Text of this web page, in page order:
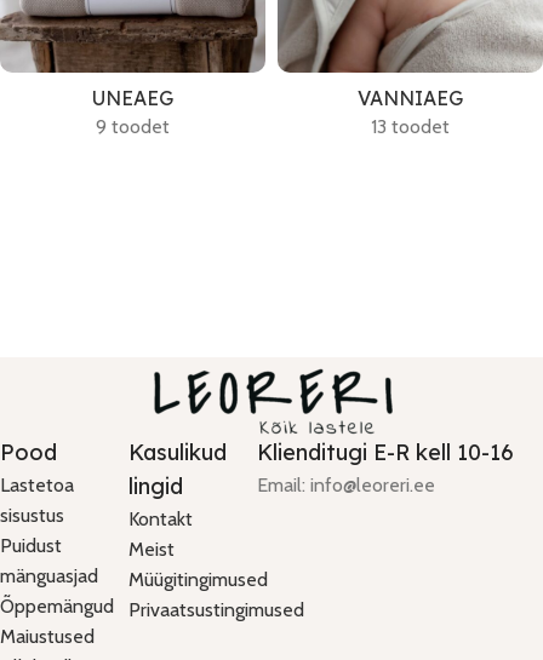
UNEAEG
9 toodet
VANNIAEG
13 toodet
Pood
Lastetoa
sisustus
Puidust
mänguasjad
Õppemängud
Maiustused
Kasulikud
lingid
Kontakt
Meist
Müügitingimused
Privaatsustingimused
Klienditugi E-R kell 10-16
Email: info@leoreri.ee